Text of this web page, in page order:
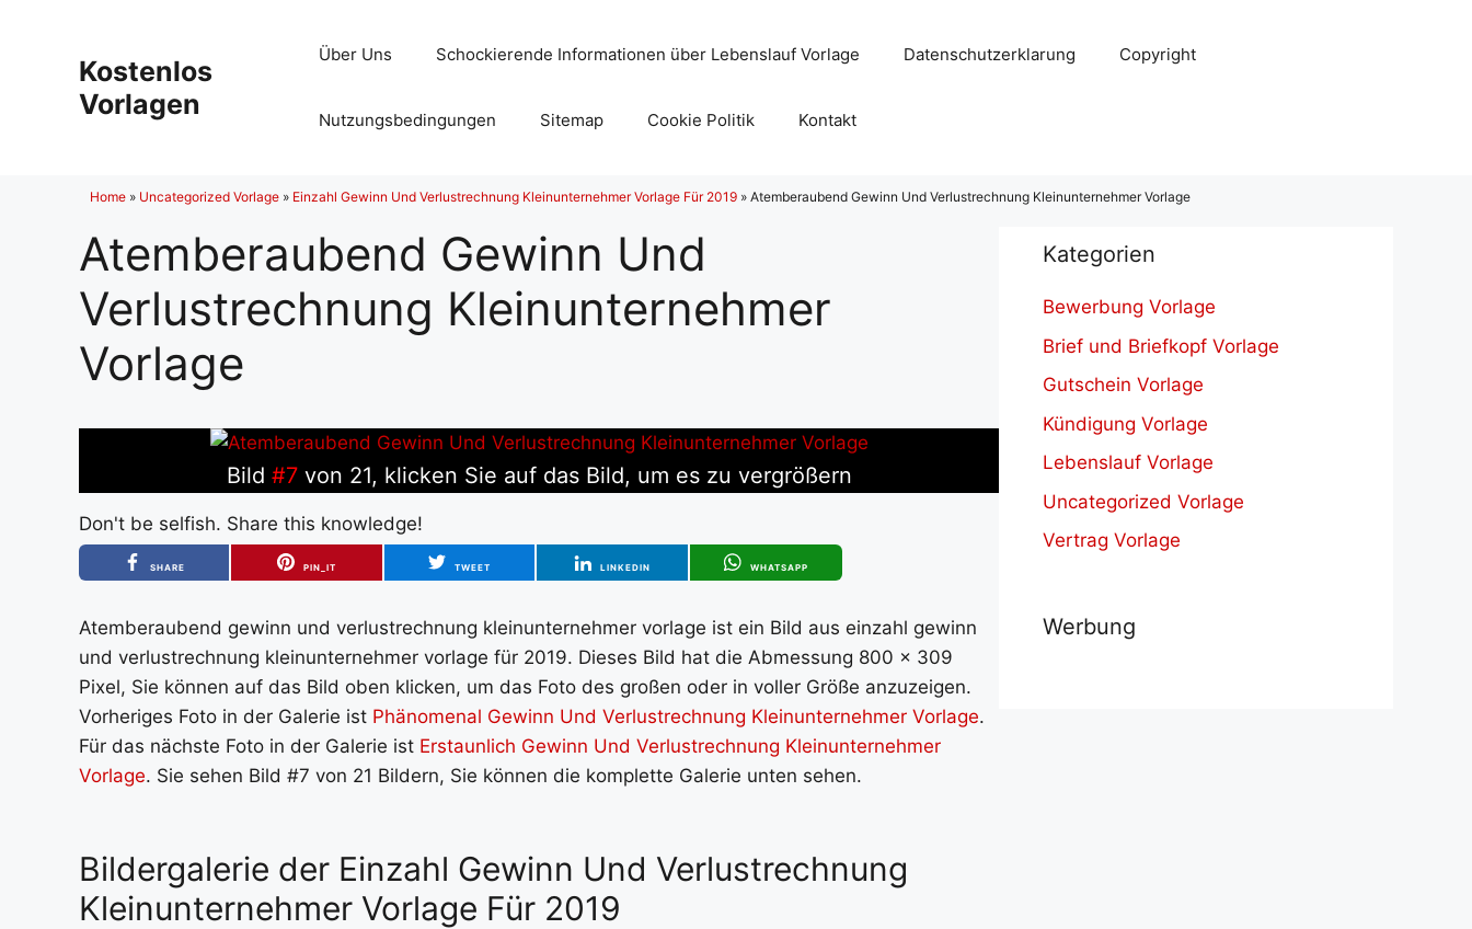
Kostenlos
Vorlagen
Über Uns Schockierende Informationen über Lebenslauf Vorlage Datenschutzerklarung Copyright
Nutzungsbedingungen Sitemap Cookie Politik Kontakt
Home » Uncategorized Vorlage » Einzahl Gewinn Und Verlustrechnung Kleinunternehmer Vorlage Für 2019 » Atemberaubend Gewinn Und Verlustrechnung Kleinunternehmer Vorlage
Atemberaubend Gewinn Und
Verlustrechnung Kleinunternehmer
Vorlage
Bild #7von 21, klicken Sie auf das Bild, um es zu vergrößern
Don't be selfish. Share this knowledge!
SHARE PIN_IT TWEET LINKEDIN WHATSAPP
Atemberaubend gewinn und verlustrechnung kleinunternehmer vorlage ist ein Bild aus einzahl gewinn
und verlustrechnung kleinunternehmer vorlage für 2019. Dieses Bild hat die Abmessung 800 x 309
Pixel, Sie können auf das Bild oben klicken, um das Foto des großen oder in voller Größe anzuzeigen.
Vorheriges Foto in der Galerie ist Phänomenal Gewinn Und Verlustrechnung Kleinunternehmer Vorlage.
Für das nächste Foto in der Galerie ist Erstaunlich Gewinn Und Verlustrechnung Kleinunternehmer
Vorlage. Sie sehen Bild #7 von 21 Bildern, Sie können die komplette Galerie unten sehen.
Bildergalerie der Einzahl Gewinn Und Verlustrechnung
Kleinunternehmer Vorlage Für 2019
Kategorien
Bewerbung Vorlage
Brief und Briefkopf Vorlage
Gutschein Vorlage
Kündigung Vorlage
Lebenslauf Vorlage
Uncategorized Vorlage
Vertrag Vorlage
Werbung